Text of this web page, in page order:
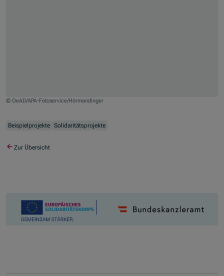
© OeAD/APA-Fotoservice/Hörmandinger
Beispielprojekte Solidaritätsprojekte
Zur Übersicht